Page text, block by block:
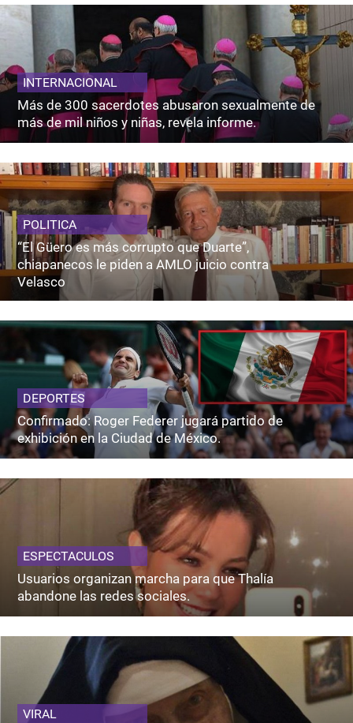
INTERNACIONAL
Más de 300 sacerdotes abusaron sexualmente de
más de mil niños y niñas, revela informe.
POLITICA
“El Güero es más corrupto que Duarte”,
chiapanecos le piden a AMLO juicio contra
Velasco
DEPORTES
Confirmado: Roger Federer jugará partido de
exhibición en la Ciudad de México.
ESPECTACULOS
Usuarios organizan marcha para que Thalía
abandone las redes sociales.
VIRAL